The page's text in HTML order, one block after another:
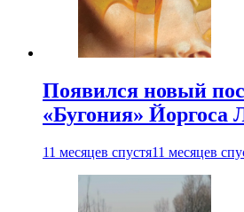
Появился новый
«Бугония» Йоргоса
11 месяцев спустя11 месяцев